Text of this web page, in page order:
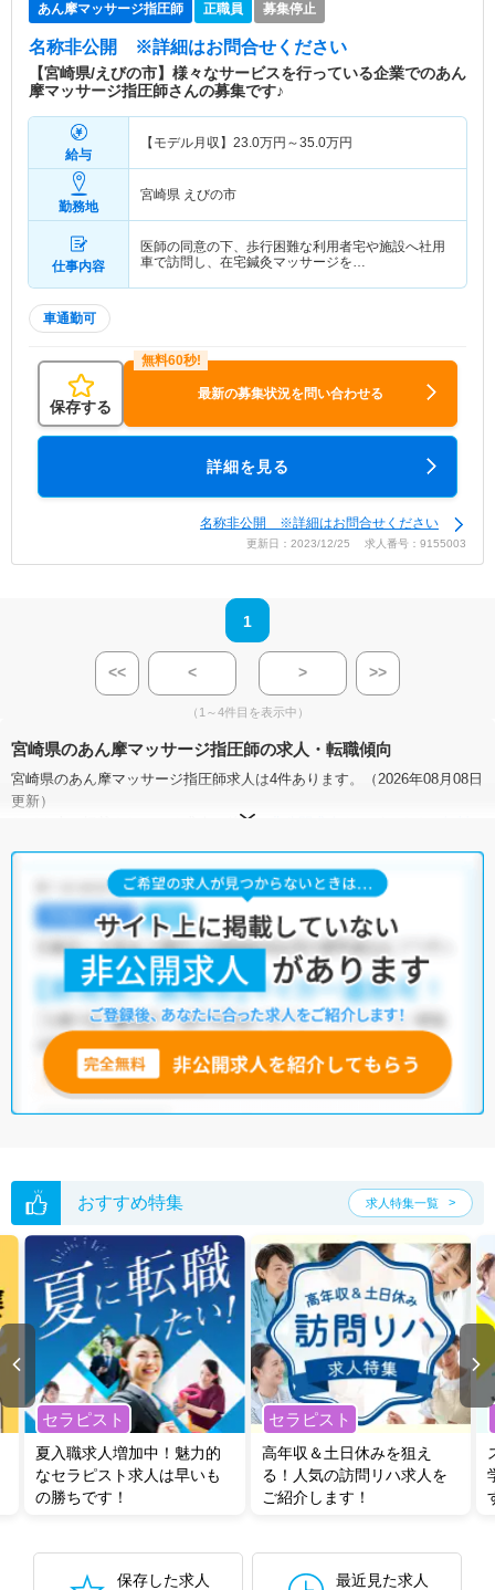
あん摩マッサージ指圧師 正職員 募集停止
名称非公開 ※詳細はお問合せください
【宮崎県/えびの市】様々なサービスを行っている企業でのあん
摩マッサージ指圧師さんの募集です♪
給与
【モデル月収】 23.0万円～35.0万円
勤務地
宮崎県 えびの市
仕事内容
医師の同意の下、歩行困難な利用者宅や施設へ社用
車で訪問し、在宅鍼灸マッサージを…
車通勤可
保存する
最新の募集状況を問い合わせる
詳細を見る
名称非公開 ※詳細はお問合せください
更新日：2023/12/25 求人番号：9155003
1
<< < > >>
（1～4件目を表示中）
宮崎県のあん摩マッサージ指圧師の求人・転職傾向
宮崎県のあん摩マッサージ指圧師求人は4件あります。（2026年08月08日
更新）
サイト上に掲載されている求人の他に、
う求人を提案させていただきます。
宮崎県のあん摩マッサージ指圧師求人では以下のような条件が人気で
す。
積極採用中 ・正社員(正職員) ・ 非常勤・パート・訪問リハビリ
(在宅医療)
・整骨院 ・ 接骨院・ 訪問マッサージ・その他
他の条件でも人気の求人がございますので、「こだわり条件」から検索
いただくか、お気軽にお問い合わせください。
全国のあん摩マッサージ指圧師求人から検索いただくことも可能です。
無料転職支援サービスにお申し込みいただくと、ご希望条件をヒアリン
た求人特集
転職支援の他、情報収集や募集状況の確認も、お気軽にご相談くださ
い。
おすすめ特集 求人特集一覧
セラピスト
夏入職求人増加中！魅力的
なセラピスト求人は早いも
の勝ちです！
セラピスト
高年収＆土日休みを狙え
る！人気の訪問リハ求人を
ご紹介します！
保存した求人
最近見た求人